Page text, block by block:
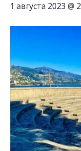
1 августа 2023 @